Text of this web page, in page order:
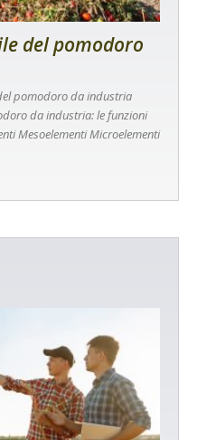
del pomodoro
pomodoro da industria
da industria: le funzioni
Mesoelementi Microelementi